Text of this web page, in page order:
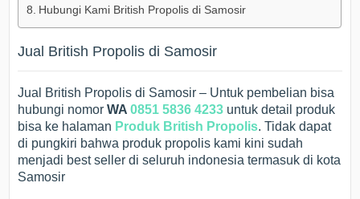
Hubungi Kami British Propolis di Samosir
Jual British Propolis di Samosir
Jual British Propolis di Samosir – Untuk pembelian bisa
hubungi nomor WA0851 5836 4233 untuk detail produk
bisa ke halaman Produk British Propolis. Tidak dapat
di pungkiri bahwa produk propolis kami kini sudah
menjadi best seller di seluruh indonesia termasuk di kota
Samosir